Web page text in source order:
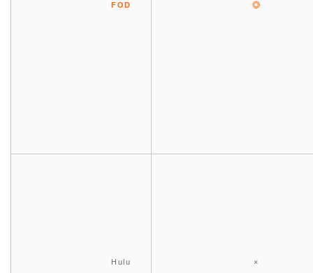
FOD ◎
Hulu ×